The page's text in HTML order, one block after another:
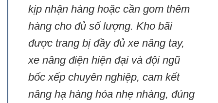
kịp nhận hàng hoặc cần gom thêm
hàng cho đủ số lượng. Kho bãi
được trang bị đầy đủ xe nâng tay,
xe nâng điện hiện đại và đội ngũ
bốc xếp chuyên nghiệp, cam kết
nâng hạ hàng hóa nhẹ nhàng, đúng